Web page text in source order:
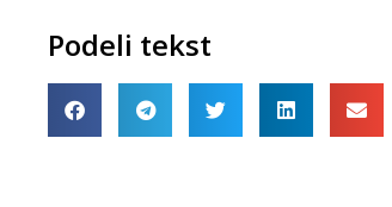
Podeli tekst